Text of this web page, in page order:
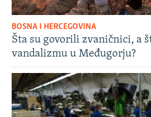
BOSNA I HERCEGOVINA
Šta su govorili zvaničnici, a
vandalizmu u Međugorju?